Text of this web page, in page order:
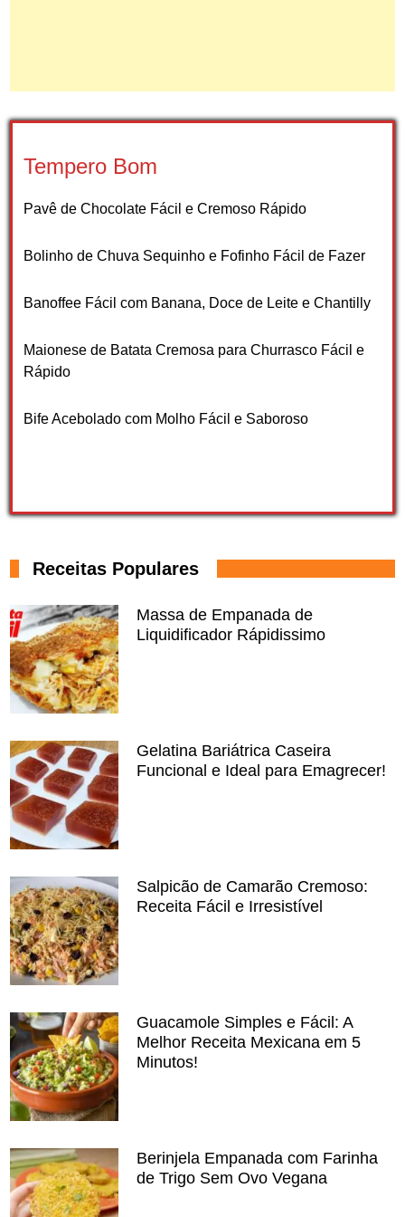
Tempero Bom
Pavê de Chocolate Fácil e Cremoso Rápido
Bolinho de Chuva Sequinho e Fofinho Fácil de Fazer
Banoffee Fácil com Banana, Doce de Leite e Chantilly
Maionese de Batata Cremosa para Churrasco Fácil e
Rápido
Bife Acebolado com Molho Fácil e Saboroso
Receitas Populares
Massa de Empanada de
Liquidificador Rápidissimo
Gelatina Bariátrica Caseira
Funcional e Ideal para Emagrecer!
Salpicão de Camarão Cremoso:
Receita Fácil e Irresistível
Guacamole Simples e Fácil: A
Melhor Receita Mexicana em 5
Minutos!
Berinjela Empanada com Farinha
de Trigo Sem Ovo Vegana